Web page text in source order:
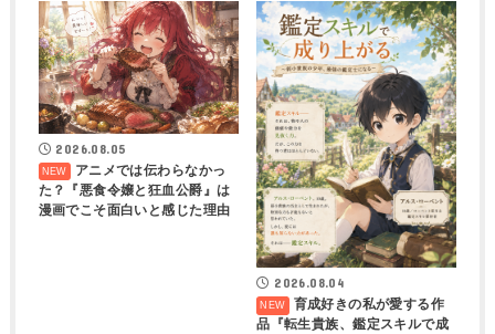
2026.08.05
アニメでは伝わらなかっ
た？『悪食令嬢と狂血公爵』は
漫画でこそ面白いと感じた理由
2026.08.04
育成好きの私が愛する作
品『転生貴族、鑑定スキルで成